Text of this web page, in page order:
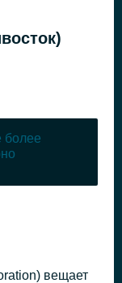
более
вещает